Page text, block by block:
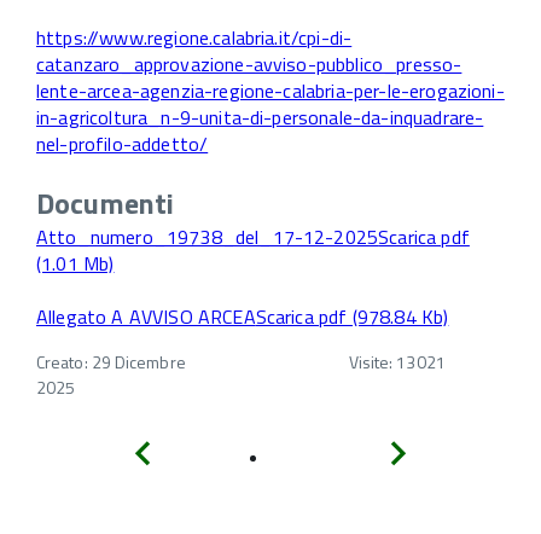
https://www.regione.calabria.it/cpi-di-
catanzaro_approvazione-avviso-pubblico_presso-
lente-arcea-agenzia-regione-calabria-per-le-erogazioni-
in-agricoltura_n-9-unita-di-personale-da-inquadrare-
nel-profilo-addetto/
Documenti
Atto_numero_19738_del_17-12-2025Scarica pdf
(1.01 Mb)
Allegato A AVVISO ARCEAScarica pdf (978.84 Kb)
Creato: 29 Dicembre
2025
Visite: 13021